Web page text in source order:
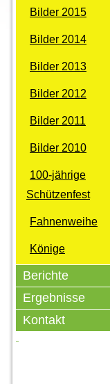
Bilder 2015
Bilder 2014
Bilder 2013
Bilder 2012
Bilder 2011
Bilder 2010
100-jährige
Schützenfest
Fahnenweihe
Könige
Berichte
Ergebnisse
Kontakt